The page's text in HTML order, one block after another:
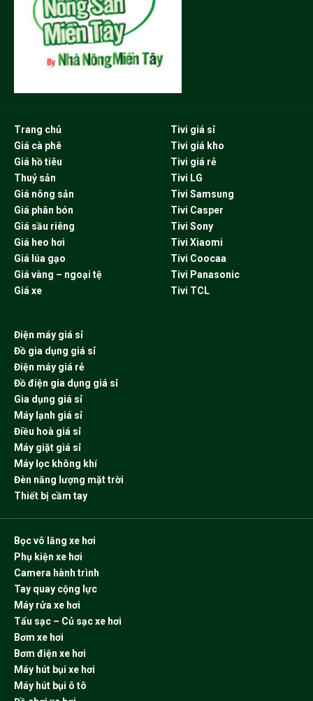
Trang chủ
Giá cà phê
Giá hồ tiêu
Thuỷ sản
Giá nông sản
Giá phân bón
Giá sầu riêng
Giá heo hơi
Giá lúa gạo
Giá vàng – ngoại tệ
Giá xe
Tivi giá sỉ
Tivi giá kho
Tivi giá rẻ
Tivi LG
Tivi Samsung
Tivi Casper
Tivi Sony
Tivi Xiaomi
Tivi Coocaa
Tivi Panasonic
Tivi TCL
Điện máy giá sỉ
Đồ gia dụng giá sỉ
Điện máy giá rẻ
Đồ điện gia dụng giá sỉ
Gia dụng giá sỉ
Máy lạnh giá sỉ
Điều hoà giá sỉ
Máy giặt giá sỉ
Máy lọc không khí
Đèn năng lượng mặt trời
Thiết bị cầm tay
Bọc vô lăng xe hơi
Phụ kiện xe hơi
Camera hành trình
Tay quay cộng lực
Máy rửa xe hơi
Tẩu sạc – Củ sạc xe hơi
Bơm xe hơi
Bơm điện xe hơi
Máy hút bụi xe hơi
Máy hút bụi ô tô